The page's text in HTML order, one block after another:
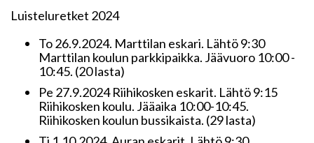
Luisteluretket 2024
To 26.9.2024. Marttilan eskari. Lähtö 9:30
Marttilan koulun parkkipaikka. Jäävuoro 10:00 -
10:45. (20 lasta)
Pe 27.9.2024 Riihikosken eskarit. Lähtö 9:15
Riihikosken koulu. Jääaika 10:00-10:45.
Riihikosken koulun bussikaista. (29 lasta)